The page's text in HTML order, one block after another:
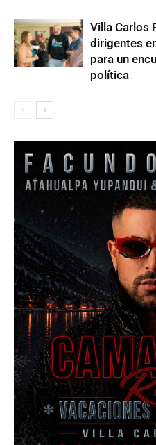
Villa Carlos
dirigentes
para un
política